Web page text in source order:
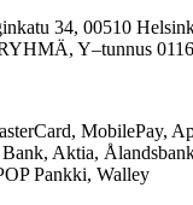
34, 00510
Y–tunnus
MobilePay,
Aktia,
Pankki, Walley